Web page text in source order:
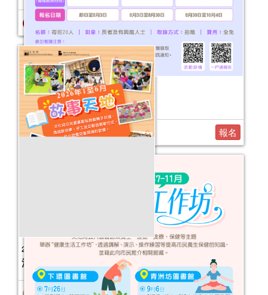
2026年“圖書館e學堂”
活動日期：2026年08月08日
報名
報名結束
2026年故事天地 (1-6月)
活動日期： 2026年01月03日